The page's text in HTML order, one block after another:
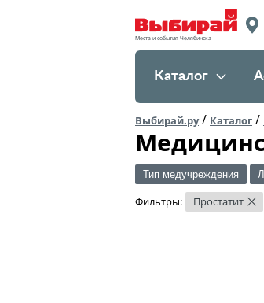
Места и события Челябинска
Каталог
Выбирай.ру/ Каталог /
Тип медучреждения
Фильтры: Простатит ×